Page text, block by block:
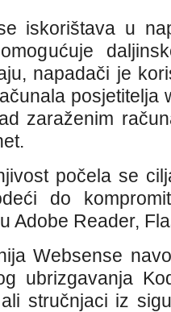
iskorištava u
napadači je
posjetitelja
zaraženim
počela se
do
Adobe Reader,
Websense
ubrizgavanja
stručnjaci iz